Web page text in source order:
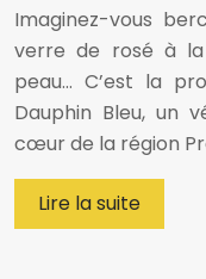
Imaginez-vous
verre de rosé à
peau… C’est la
Dauphin Bleu, un
cœur de la région
Lire la suite